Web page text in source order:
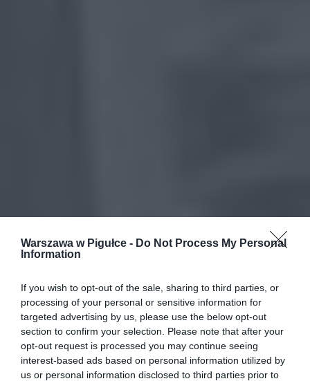
Warszawa w Pigułce - Do Not Process My Personal
Information
If you wish to opt-out of the sale, sharing to third parties, or
processing of your personal or sensitive information for
targeted advertising by us, please use the below opt-out
section to confirm your selection. Please note that after your
opt-out request is processed you may continue seeing
interest-based ads based on personal information utilized by
us or personal information disclosed to third parties prior to